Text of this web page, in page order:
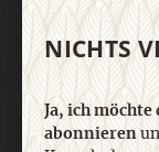
Ja, ich
abonnieren
NICHTS
Ja, ich
abonnieren